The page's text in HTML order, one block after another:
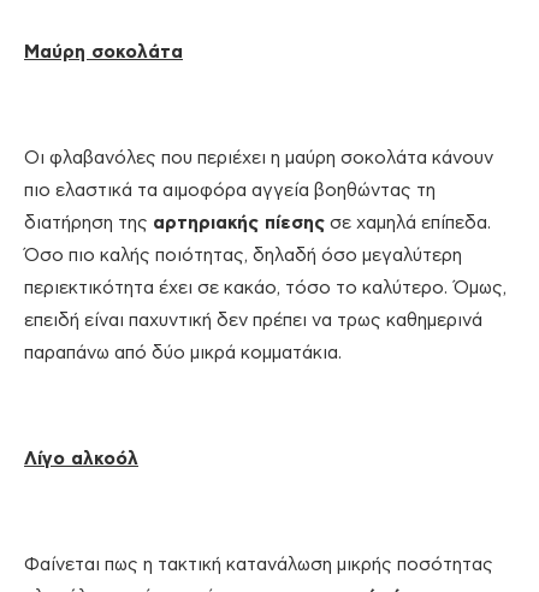
Μαύρη σοκολάτα
Οι φλαβανόλες που περιέχει η μαύρη σοκολάτα κάνουν
πιο ελαστικά τα αιμοφόρα αγγεία βοηθώντας τη
διατήρηση της αρτηριακής πίεσης σε χαμηλά επίπεδα.
Όσο πιο καλής ποιότητας, δηλαδή όσο μεγαλύτερη
περιεκτικότητα έχει σε κακάο, τόσο το καλύτερο. Όμως,
επειδή είναι παχυντική δεν πρέπει να τρως καθημερινά
παραπάνω από δύο μικρά κομματάκια.
Λίγο αλκοόλ
Φαίνεται πως η τακτική κατανάλωση μικρής ποσότητας